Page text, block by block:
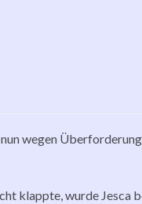
wegen
klappte, wurde Jesca